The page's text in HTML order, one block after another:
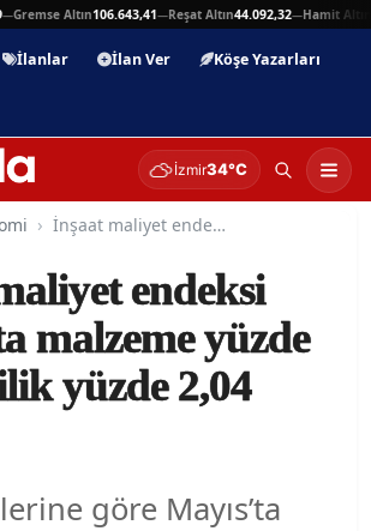
Gremse Altın106.643,41—Reşat Altın44.092,32—Hamit Altın
İlanlar İlan Ver
Köşe Yazarları
İzmir34°C
İnşaat maliyet endeksi Mayıs’ta malzeme yüzde 1,77 işçilik yüzde 2,04 arttı
endeksi
malzeme yüzde
yüzde 2,04
göre Mayıs’ta